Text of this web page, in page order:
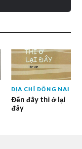
ĐỊA CHÍ ĐỒNG NAI
Đến đây thì ở lại
đây